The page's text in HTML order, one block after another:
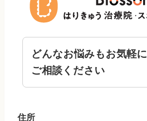
どんなお悩みもお気軽に
ご相談ください
住所